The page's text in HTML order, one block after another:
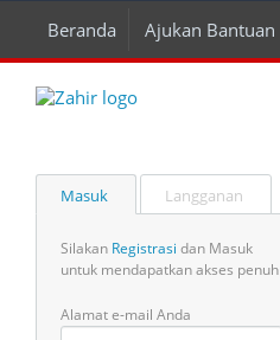
Beranda Ajukan Bantuan
Masuk Langganan
Silakan Registrasi dan Masuk
untuk mendapatkan akses penuh
Alamat e-mail Anda